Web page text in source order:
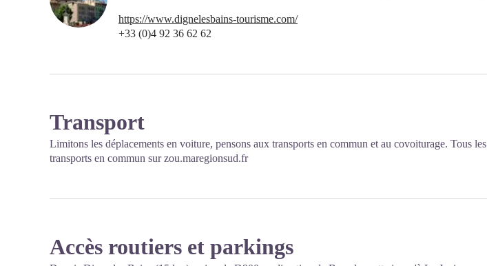
https://www.dignelesbains-tourisme.com/
+33 (0)4 92 36 62 62
Transport
Limitons les déplacements en voiture, pensons aux transports en commun et au covoiturage. Tous les
transports en commun surzou.maregionsud.fr
Accès routiers et parkings